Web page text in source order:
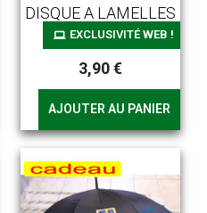
DISQUE A LAMELLES
3,90 €
AJOUTER AU PANIER
EXCLUSIVITÉ WEB !